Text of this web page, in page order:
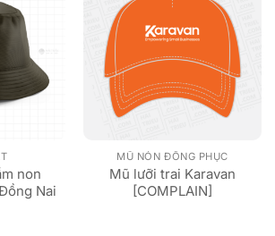
non
Nai
MŨ NÓN ĐỒNG PHỤC
Mũ lưỡi trai Karavan
[COMPLAIN]